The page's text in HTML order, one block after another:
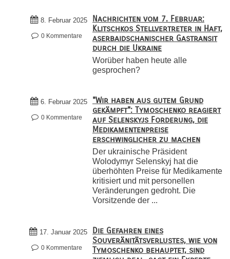
8. Februar 2025
0 Kommentare
Nachrichten vom 7. Februar:
Klitschkos Stellvertreter in Haft,
aserbaidschanischer Gastransit
durch die Ukraine
Worüber haben heute alle
gesprochen?
6. Februar 2025
0 Kommentare
"Wir haben aus gutem Grund
gekämpft": Tymoschenko reagiert
auf Selenskyjs Forderung, die
Medikamentenpreise
erschwinglicher zu machen
Der ukrainische Präsident
Wolodymyr Selenskyj hat die
überhöhten Preise für Medikamente
kritisiert und mit personellen
Veränderungen gedroht. Die
Vorsitzende der ...
17. Januar 2025
0 Kommentare
Die Gefahren eines
Souveränitätsverlustes, wie von
Tymoschenko behauptet, sind